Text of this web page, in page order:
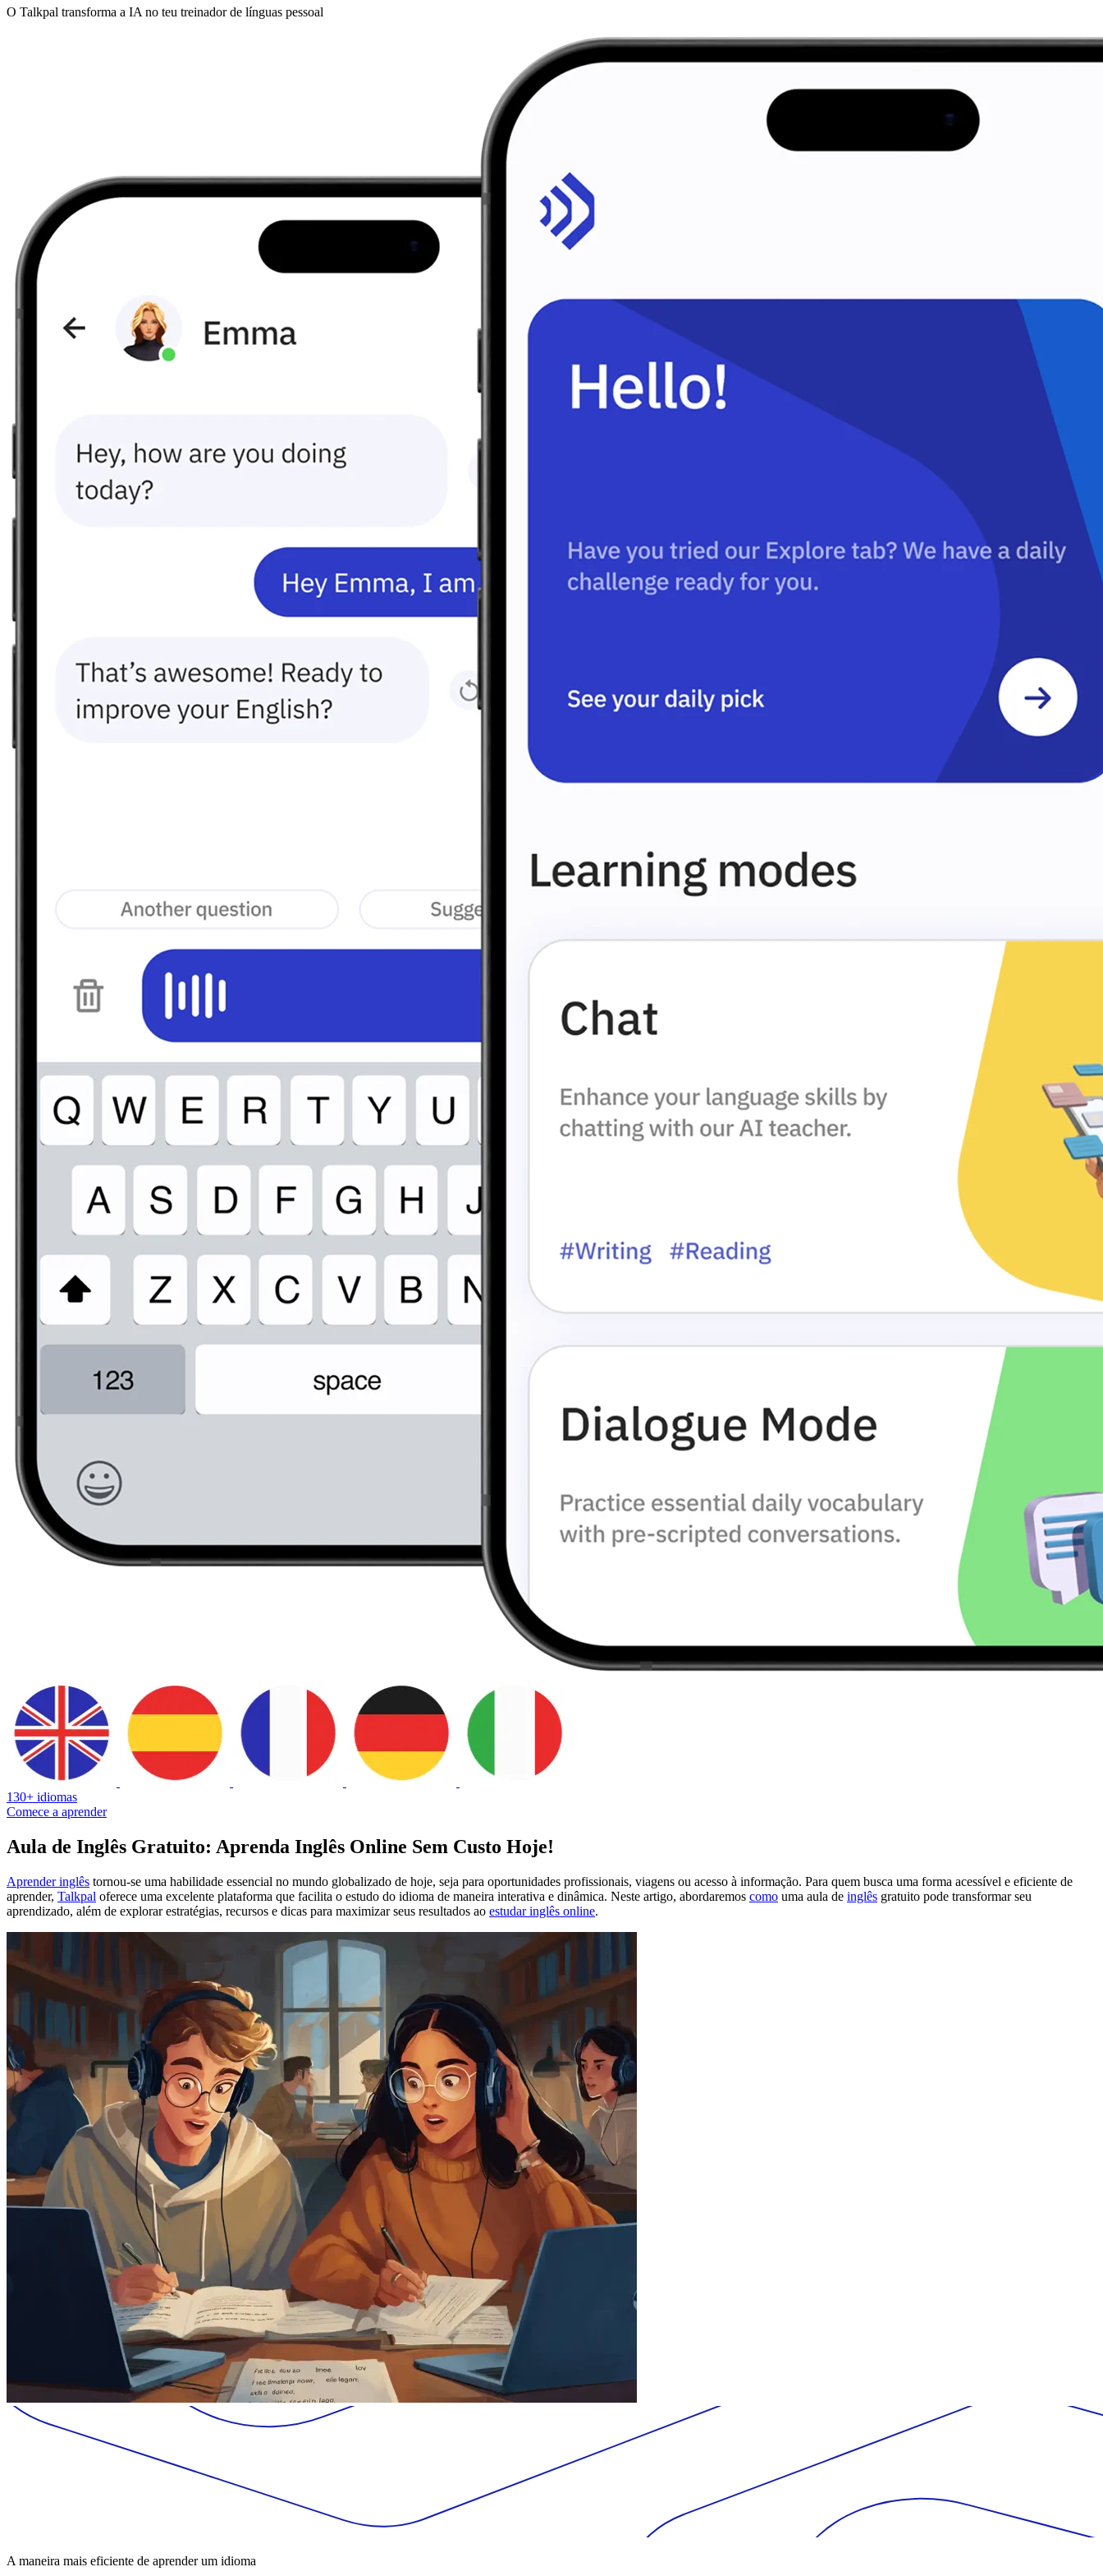
O Talkpal transforma a IA no teu treinador de línguas pessoal
130+ idiomas
Comece a aprender
Aula de Inglês Gratuito: Aprenda Inglês Online Sem Custo Hoje!
Aprender inglês tornou-se uma habilidade essencial no mundo globalizado de hoje, seja para oportunidades profissionais, viagens ou acesso à informação. Para quem busca uma forma acessível e eficiente de
aprender, Talkpal oferece uma excelente plataforma que facilita o estudo do idioma de maneira interativa e dinâmica. Neste artigo, abordaremos como uma aula de inglês gratuito pode transformar seu
aprendizado, além de explorar estratégias, recursos e dicas para maximizar seus resultados ao estudar inglês online.
A maneira mais eficiente de aprender um idioma